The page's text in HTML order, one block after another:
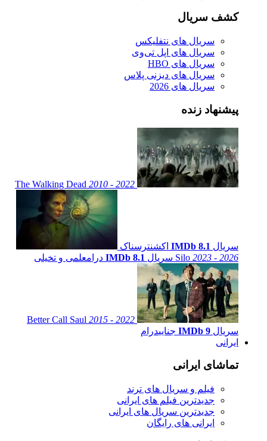
کشف سریال
سریال های نتفلیکس
سریال های اپل تی‌وی
سریال های HBO
سریال های دیزنی پلاس
سریال های 2026
پیشنهاد زنده
The Walking Dead 2010 - 2022
سریال IMDb 8.1 اکشنترسناک
Silo 2023 - 2026 سریال IMDb 8.1 درامعلمی و تخیلی
Better Call Saul 2015 - 2022
سریال IMDb 9 جناییدرام
ایرانی
تماشای ایرانی
فیلم و سریال های ترند
جدیدترین فیلم های ایرانی
جدیدترین سریال های ایرانی
ایرانی های رایگان